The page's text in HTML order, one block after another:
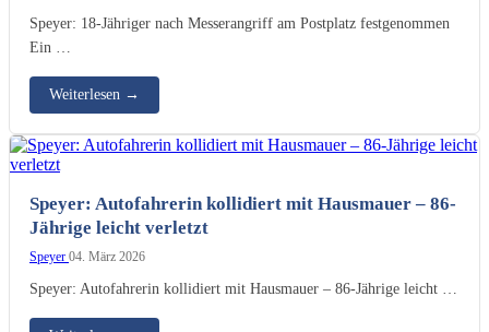
Speyer: 18-Jähriger nach Messerangriff am Postplatz festgenommen
Ein …
Weiterlesen →
Speyer: Autofahrerin kollidiert mit Hausmauer – 86-
Jährige leicht verletzt
Speyer 04. März 2026
Speyer: Autofahrerin kollidiert mit Hausmauer – 86-Jährige leicht …